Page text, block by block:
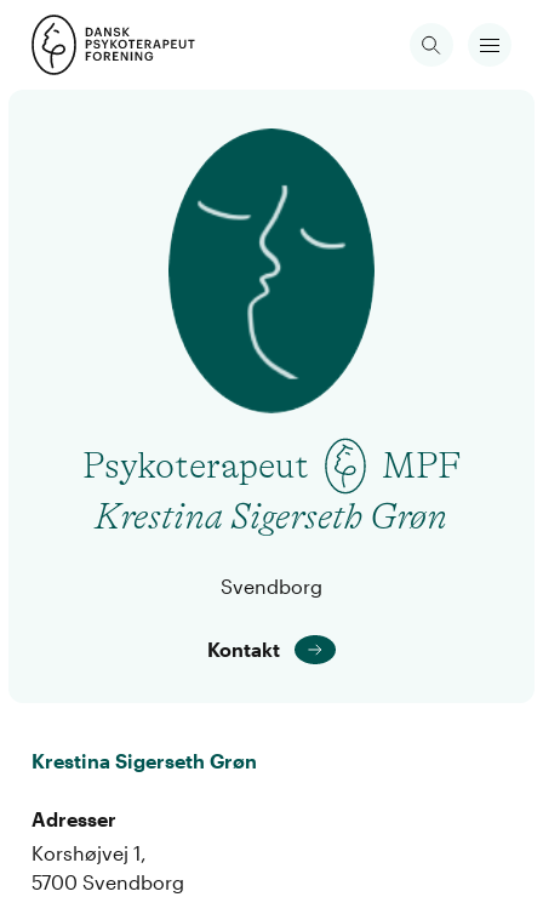
Psykoterapeut
MPF
Krestina Sigerseth Grøn
Svendborg
Kontakt
Krestina Sigerseth Grøn
Adresser
Korshøjvej 1,
5700 Svendborg